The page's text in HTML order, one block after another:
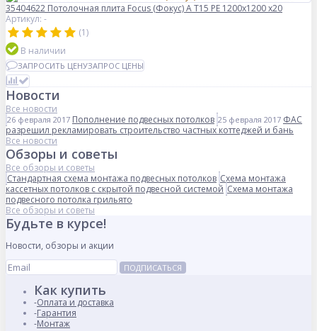
35404622 Потолочная плита Focus (Фокус) A T15 PE 1200x1200 x20
Артикул: -
(1)
В наличии
ЗАПРОСИТЬ ЦЕНУЗАПРОС ЦЕНЫ
Новости
Все новости
26 февраля 2017 Пополнение подвесных потолков 25 февраля 2017 ФАС
разрешил рекламировать строительство частных коттеджей и бань
Все новости
Обзоры и советы
Все обзоры и советы
Стандартная схема монтажа подвесных потолков Схема монтажа
кассетных потолков с скрытой подвесной системой Схема монтажа
подвесного потолка грильято
Все обзоры и советы
Будьте в курсе!
Новости, обзоры и акции
ПОДПИСАТЬСЯ
Как купить
Оплата и доставка
Гарантия
Монтаж